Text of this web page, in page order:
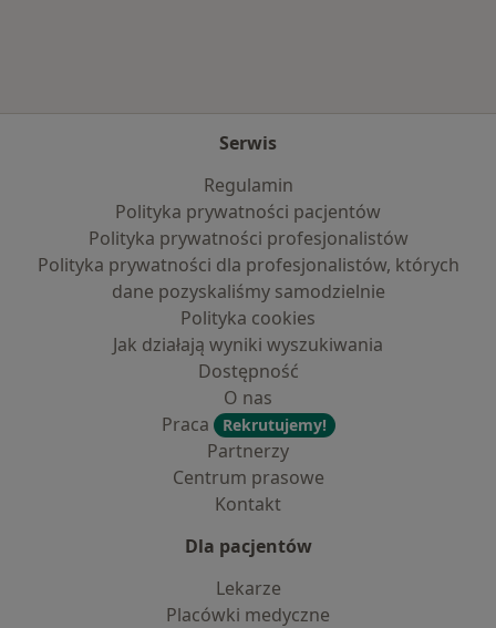
Serwis
Regulamin
Polityka prywatności pacjentów
Polityka prywatności profesjonalistów
Polityka prywatności dla profesjonalistów, których
dane pozyskaliśmy samodzielnie
Polityka cookies
Jak działają wyniki wyszukiwania
Dostępność
O nas
Praca
Rekrutujemy!
Partnerzy
Centrum prasowe
Kontakt
Dla pacjentów
Lekarze
Placówki medyczne